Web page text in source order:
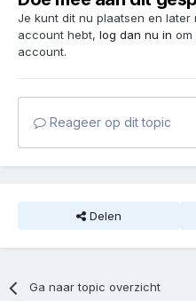
Je kunt dit nu plaatsen en later
account hebt, log dan nu in om
account.
Reageer op dit topic
Delen
Ga naar topic overzicht